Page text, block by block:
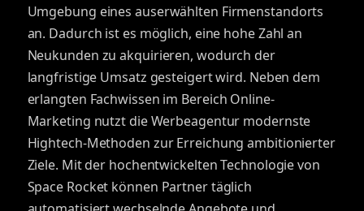
Umgebung eines auserwählten Firmenstandorts
an. Dadurch ist es möglich, eine hohe Zahl an
Neukunden zu akquirieren, wodurch der
langfristige Umsatz gesteigert wird. Neben dem
erlangten Fachwissen im Bereich Online-
Marketing nutzt die Werbeagentur modernste
Hightech-Methoden zur Erreichung ambitionierter
Ziele. Mit der hochentwickelten Technologie von
Space Rocket können Partner täglich